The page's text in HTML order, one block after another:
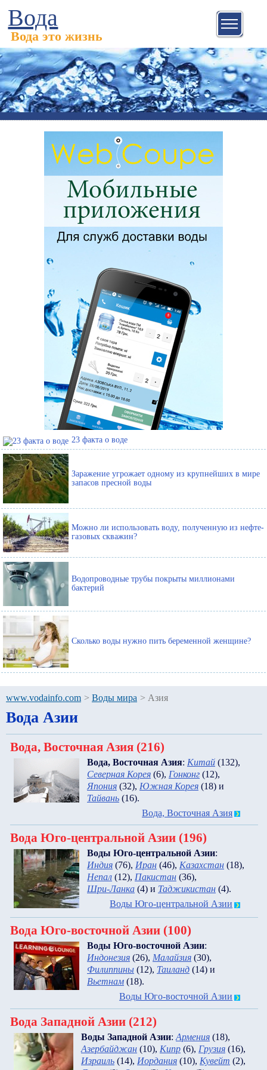
Вода
Вода это жизнь
23 факта о воде
Заражение угрожает одному из крупнейших в мире
запасов пресной воды
Можно ли использовать воду, полученную из нефте-
газовых скважин?
Водопроводные трубы покрыты миллионами
бактерий
Сколько воды нужно пить беременной женщине?
www.vodainfo.com > Воды мира > Азия
Вода Азии
Вода, Восточная Азия (216)
Вода, Восточная Азия: Китай (132),
Северная Корея (6), Гонконг (12),
Япония (32), Южная Корея (18) и
Тайвань (16).
Вода, Восточная Азия
Вода Юго-центральной Азии (196)
Воды Юго-центральной Азии:
Индия (76), Иран (46), Казахстан (18),
Непал (12), Пакистан (36),
Шри-Ланка (4) и Таджикистан (4).
Воды Юго-центральной Азии
Вода Юго-восточной Азии (100)
Воды Юго-восточной Азии:
Индонезия (26), Малайзия (30),
Филиппины (12), Таиланд (14) и
Вьетнам (18).
Воды Юго-восточной Азии
Вода Западной Азии (212)
Воды Западной Азии: Армения (18),
Азербайджан (10), Кипр (6), Грузия (16),
Израиль (14), Иордания (10), Кувейт (2),